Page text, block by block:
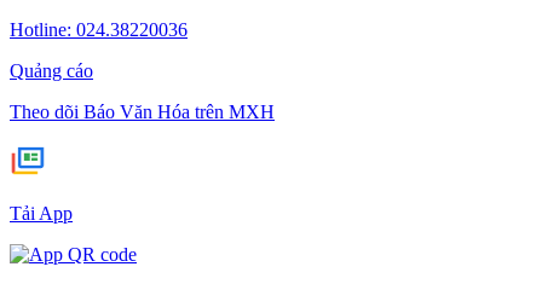
Hotline: 024.38220036
Quảng cáo
Theo dõi Báo Văn Hóa trên MXH
Tải App